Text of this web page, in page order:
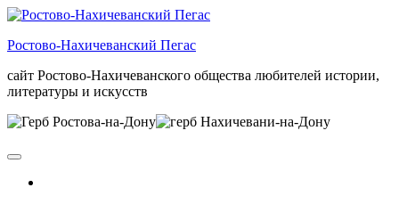
Skip
the
Ростово-Нахичеванский Пегас
сайт Ростово-Нахичеванского общества любителей истории,
литературы и искусств